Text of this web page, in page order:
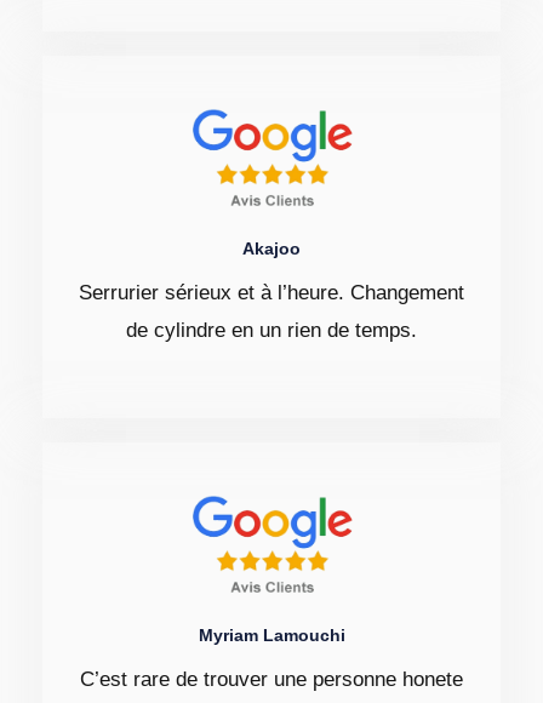
Akajoo
Serrurier sérieux et à l’heure. Changement
de cylindre en un rien de temps.
Myriam Lamouchi
C’est rare de trouver une personne honete